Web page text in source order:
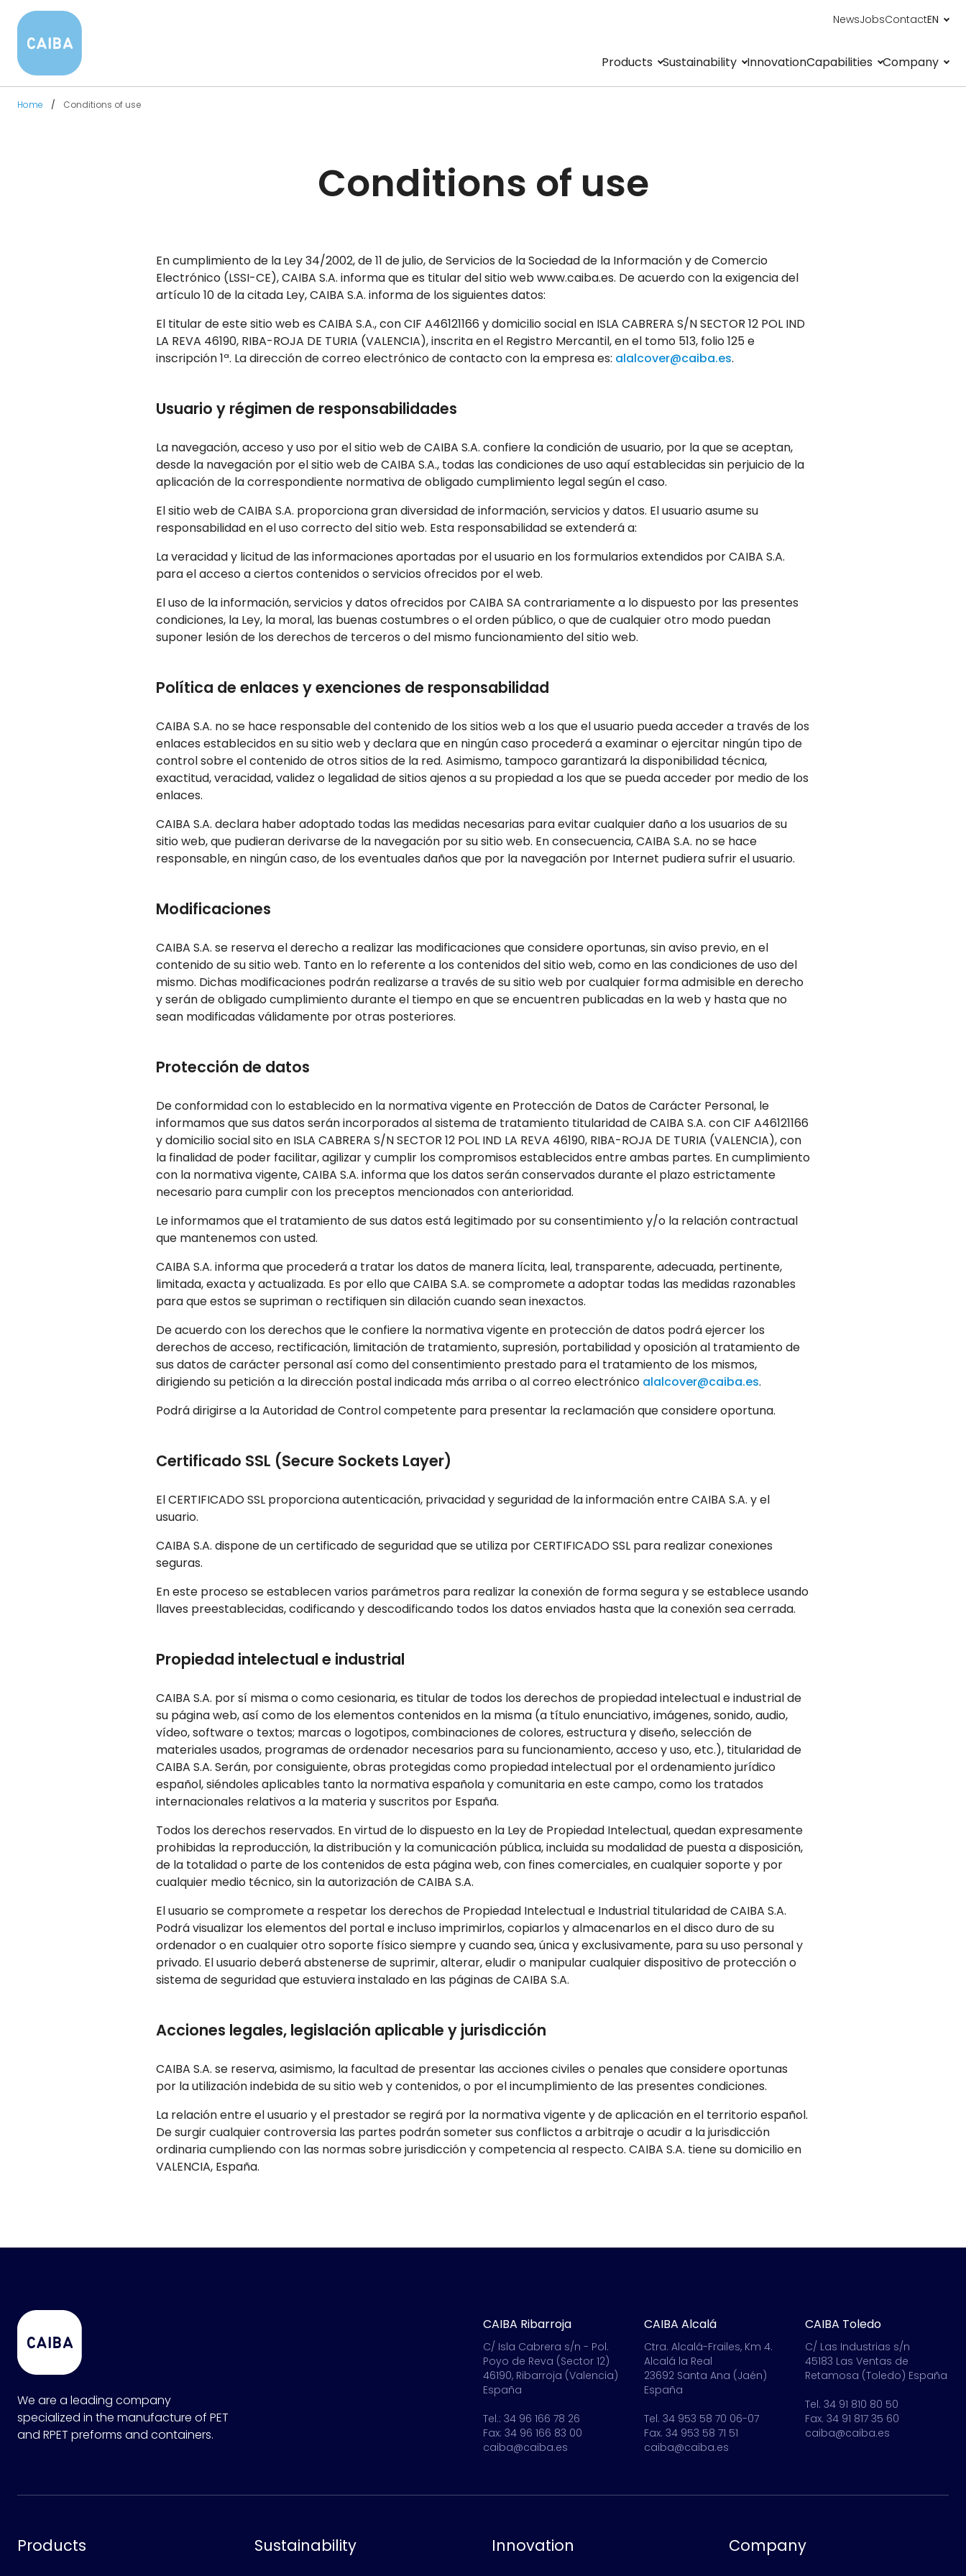
NewsJobsContactEN
Products Sustainability InnovationCapabilities Company
Home Conditions of use
Conditions of use
En cumplimiento de la Ley 34/2002, de 11 de julio, de Servicios de la Sociedad de la Información y de Comercio
Electrónico (LSSI-CE), CAIBA S.A. informa que es titular del sitio web www.caiba.es. De acuerdo con la exigencia del
artículo 10 de la citada Ley, CAIBA S.A. informa de los siguientes datos:
El titular de este sitio web es CAIBA S.A., con CIF A46121166 y domicilio social en ISLA CABRERA S/N SECTOR 12 POL IND
LA REVA 46190, RIBA-ROJA DE TURIA (VALENCIA), inscrita en el Registro Mercantil, en el tomo 513, folio 125 e
inscripción 1ª. La dirección de correo electrónico de contacto con la empresa es: alalcover@caiba.es.
Usuario y régimen de responsabilidades
La navegación, acceso y uso por el sitio web de CAIBA S.A. confiere la condición de usuario, por la que se aceptan,
desde la navegación por el sitio web de CAIBA S.A., todas las condiciones de uso aquí establecidas sin perjuicio de la
aplicación de la correspondiente normativa de obligado cumplimiento legal según el caso.
El sitio web de CAIBA S.A. proporciona gran diversidad de información, servicios y datos. El usuario asume su
responsabilidad en el uso correcto del sitio web. Esta responsabilidad se extenderá a:
La veracidad y licitud de las informaciones aportadas por el usuario en los formularios extendidos por CAIBA S.A.
para el acceso a ciertos contenidos o servicios ofrecidos por el web.
El uso de la información, servicios y datos ofrecidos por CAIBA SA contrariamente a lo dispuesto por las presentes
condiciones, la Ley, la moral, las buenas costumbres o el orden público, o que de cualquier otro modo puedan
suponer lesión de los derechos de terceros o del mismo funcionamiento del sitio web.
Política de enlaces y exenciones de responsabilidad
CAIBA S.A. no se hace responsable del contenido de los sitios web a los que el usuario pueda acceder a través de los
enlaces establecidos en su sitio web y declara que en ningún caso procederá a examinar o ejercitar ningún tipo de
control sobre el contenido de otros sitios de la red. Asimismo, tampoco garantizará la disponibilidad técnica,
exactitud, veracidad, validez o legalidad de sitios ajenos a su propiedad a los que se pueda acceder por medio de los
enlaces.
CAIBA S.A. declara haber adoptado todas las medidas necesarias para evitar cualquier daño a los usuarios de su
sitio web, que pudieran derivarse de la navegación por su sitio web. En consecuencia, CAIBA S.A. no se hace
responsable, en ningún caso, de los eventuales daños que por la navegación por Internet pudiera sufrir el usuario.
Modificaciones
CAIBA S.A. se reserva el derecho a realizar las modificaciones que considere oportunas, sin aviso previo, en el
contenido de su sitio web. Tanto en lo referente a los contenidos del sitio web, como en las condiciones de uso del
mismo. Dichas modificaciones podrán realizarse a través de su sitio web por cualquier forma admisible en derecho
y serán de obligado cumplimiento durante el tiempo en que se encuentren publicadas en la web y hasta que no
sean modificadas válidamente por otras posteriores.
Protección de datos
De conformidad con lo establecido en la normativa vigente en Protección de Datos de Carácter Personal, le
informamos que sus datos serán incorporados al sistema de tratamiento titularidad de CAIBA S.A. con CIF A46121166
y domicilio social sito en ISLA CABRERA S/N SECTOR 12 POL IND LA REVA 46190, RIBA-ROJA DE TURIA (VALENCIA), con
la finalidad de poder facilitar, agilizar y cumplir los compromisos establecidos entre ambas partes. En cumplimiento
con la normativa vigente, CAIBA S.A. informa que los datos serán conservados durante el plazo estrictamente
necesario para cumplir con los preceptos mencionados con anterioridad.
Le informamos que el tratamiento de sus datos está legitimado por su consentimiento y/o la relación contractual
que mantenemos con usted.
CAIBA S.A. informa que procederá a tratar los datos de manera lícita, leal, transparente, adecuada, pertinente,
limitada, exacta y actualizada. Es por ello que CAIBA S.A. se compromete a adoptar todas las medidas razonables
para que estos se supriman o rectifiquen sin dilación cuando sean inexactos.
De acuerdo con los derechos que le confiere la normativa vigente en protección de datos podrá ejercer los
derechos de acceso, rectificación, limitación de tratamiento, supresión, portabilidad y oposición al tratamiento de
sus datos de carácter personal así como del consentimiento prestado para el tratamiento de los mismos,
dirigiendo su petición a la dirección postal indicada más arriba o al correo electrónico alalcover@caiba.es.
Podrá dirigirse a la Autoridad de Control competente para presentar la reclamación que considere oportuna.
Certificado SSL (Secure Sockets Layer)
El CERTIFICADO SSL proporciona autenticación, privacidad y seguridad de la información entre CAIBA S.A. y el
usuario.
CAIBA S.A. dispone de un certificado de seguridad que se utiliza por CERTIFICADO SSL para realizar conexiones
seguras.
En este proceso se establecen varios parámetros para realizar la conexión de forma segura y se establece usando
llaves preestablecidas, codificando y descodificando todos los datos enviados hasta que la conexión sea cerrada.
Propiedad intelectual e industrial
CAIBA S.A. por sí misma o como cesionaria, es titular de todos los derechos de propiedad intelectual e industrial de
su página web, así como de los elementos contenidos en la misma (a título enunciativo, imágenes, sonido, audio,
vídeo, software o textos; marcas o logotipos, combinaciones de colores, estructura y diseño, selección de
materiales usados, programas de ordenador necesarios para su funcionamiento, acceso y uso, etc.), titularidad de
CAIBA S.A. Serán, por consiguiente, obras protegidas como propiedad intelectual por el ordenamiento jurídico
español, siéndoles aplicables tanto la normativa española y comunitaria en este campo, como los tratados
internacionales relativos a la materia y suscritos por España.
Todos los derechos reservados. En virtud de lo dispuesto en la Ley de Propiedad Intelectual, quedan expresamente
prohibidas la reproducción, la distribución y la comunicación pública, incluida su modalidad de puesta a disposición,
de la totalidad o parte de los contenidos de esta página web, con fines comerciales, en cualquier soporte y por
cualquier medio técnico, sin la autorización de CAIBA S.A.
El usuario se compromete a respetar los derechos de Propiedad Intelectual e Industrial titularidad de CAIBA S.A.
Podrá visualizar los elementos del portal e incluso imprimirlos, copiarlos y almacenarlos en el disco duro de su
ordenador o en cualquier otro soporte físico siempre y cuando sea, única y exclusivamente, para su uso personal y
privado. El usuario deberá abstenerse de suprimir, alterar, eludir o manipular cualquier dispositivo de protección o
sistema de seguridad que estuviera instalado en las páginas de CAIBA S.A.
Acciones legales, legislación aplicable y jurisdicción
CAIBA S.A. se reserva, asimismo, la facultad de presentar las acciones civiles o penales que considere oportunas
por la utilización indebida de su sitio web y contenidos, o por el incumplimiento de las presentes condiciones.
La relación entre el usuario y el prestador se regirá por la normativa vigente y de aplicación en el territorio español.
De surgir cualquier controversia las partes podrán someter sus conflictos a arbitraje o acudir a la jurisdicción
ordinaria cumpliendo con las normas sobre jurisdicción y competencia al respecto. CAIBA S.A. tiene su domicilio en
VALENCIA, España.
We are a leading company
specialized in the manufacture of PET
and RPET preforms and containers.
CAIBA Ribarroja
C/ Isla Cabrera s/n - Pol.
Poyo de Reva (Sector 12)
46190, Ribarroja (Valencia)
España
Tel.: 34 96 166 78 26
Fax: 34 96 166 83 00
caiba@caiba.es
CAIBA Alcalá
Ctra. Alcalá-Frailes, Km 4.
Alcalá la Real
23692 Santa Ana (Jaén)
España
Tel. 34 953 58 70 06-07
Fax. 34 953 58 71 51
caiba@caiba.es
CAIBA Toledo
C/ Las Industrias s/n
45183 Las Ventas de
Retamosa (Toledo) España
Tel. 34 91 810 80 50
Fax. 34 91 817 35 60
caiba@caiba.es
Products Sustainability Innovation Company